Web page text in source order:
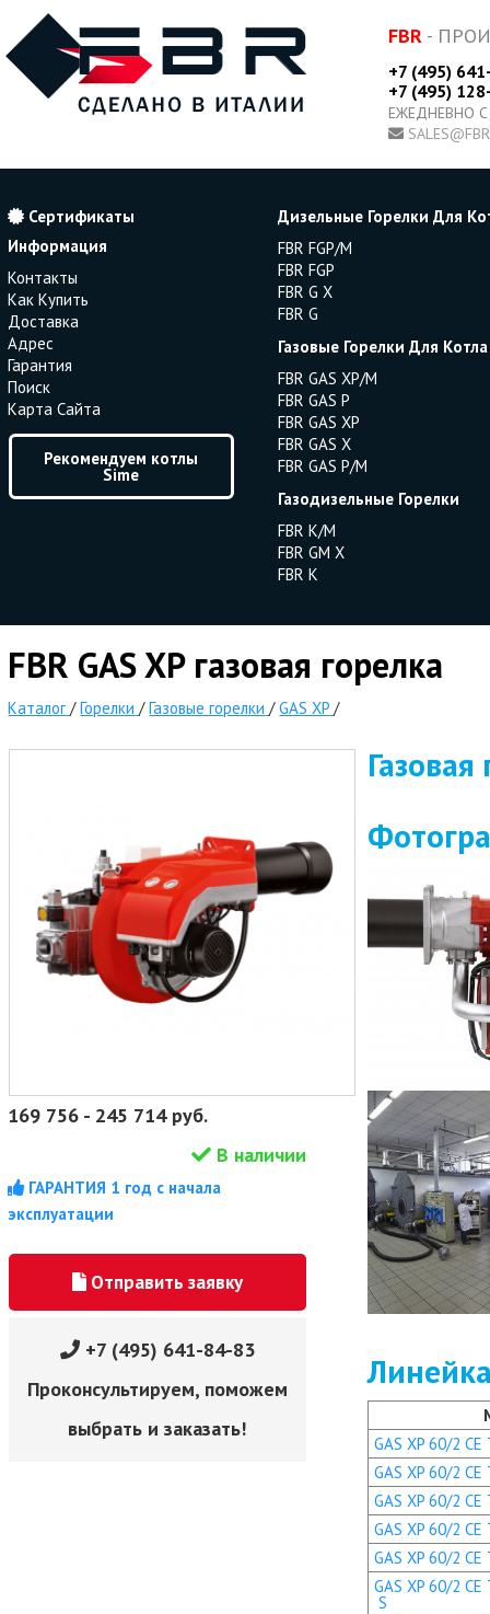
FBR -
+7 (495)
+7 (495)
ЕЖЕДНЕВНО
Сертификаты
Информация
Контакты
Как Купить
Доставка
Адрес
Гарантия
Поиск
Карта Сайта
Рекомендуем котлы
Sime
Дизельные Горелки Для
FBR FGP/M
FBR FGP
FBR G X
FBR G
Газовые Горелки Для Котла
FBR GAS XP/M
FBR GAS P
FBR GAS XP
FBR GAS X
FBR GAS P/M
Газодизельные Горелки
FBR K/M
FBR GM X
FBR K
FBR GAS XP газовая горелка
Каталог /Горелки /Газовые горелки /GAS XP /
169 756 - 245 714руб.
В наличии
ГАРАНТИЯ 1 год с начала
эксплуатации
Отправить заявку
+7 (495) 641-84-83
Проконсультируем, поможем
выбрать и заказать!
GAS XP 60/2 CE
GAS XP 60/2 CE
GAS XP 60/2 CE
GAS XP 60/2 CE
GAS XP 60/2 CE
GAS XP 60/2 CE
S